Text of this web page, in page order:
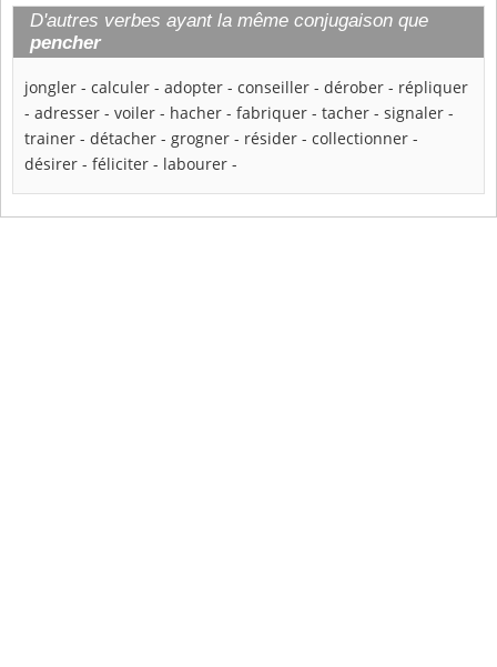
D'autres verbes ayant la même conjugaison que
pencher
jongler - calculer - adopter - conseiller - dérober - répliquer
- adresser - voiler - hacher - fabriquer - tacher - signaler -
trainer - détacher - grogner - résider - collectionner -
désirer - féliciter - labourer -